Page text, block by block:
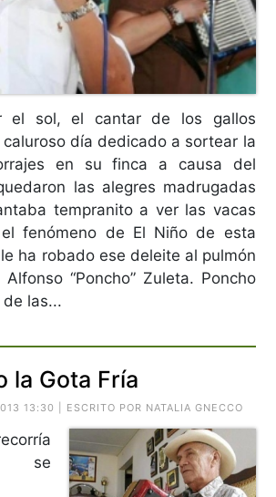
el sol, el cantar de los gallos
día dedicado a sortear la
en su finca a causa del
las alegres madrugadas
tempranito a ver las vacas
fenómeno de El Niño de esta
ha robado ese deleite al pulmón
“Poncho” Zuleta. Poncho
las...
la Gota Fría
13:30 | ESCRITO POR NATALIA GNECCO
se